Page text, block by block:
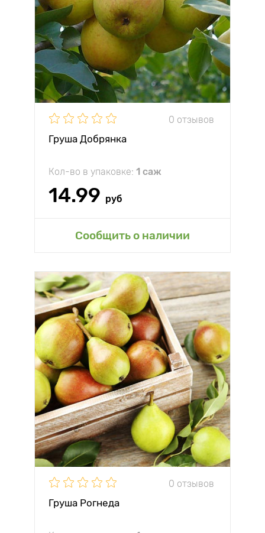
0 отзывов
Груша Добрянка
Кол-во в упаковке: 1 саж
14.99 руб
Сообщить о наличии
0 отзывов
Груша Рогнеда